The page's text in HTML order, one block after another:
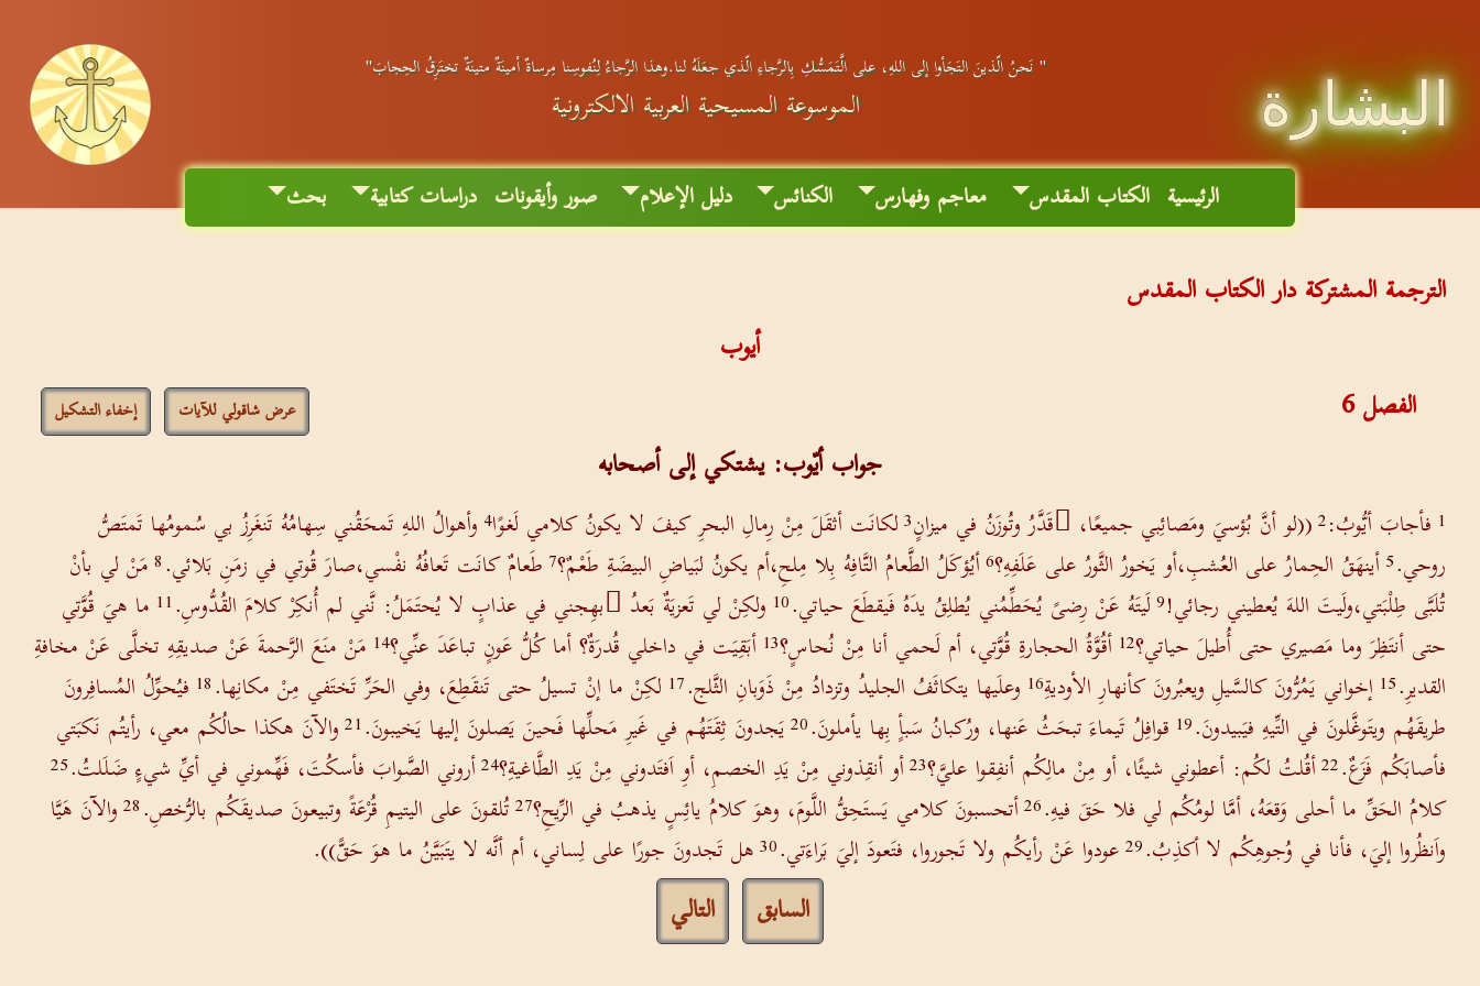
البشارة
" نَحنُ الّذينَ التَجَأوا إلى اللهِ، على الَّتَمَسُّكِ بِالرَّجاءِ الّذي جعَلَهُ لنا.وهذا الرَّجاءُ لِنُفوسِنا مِرساةٌ أمينَةٌ متينَةٌ تختَرِقُ الحِجابَ"
الموسوعة المسيحية العربية الالكترونية
الرئيسية الكتاب المقدس معاجم وفهارس الكنائس دليل الإعلام صور وأيقونات دراسات كتابية بحث
الترجمة المشتركة دار الكتاب المقدس
أيوب
الفصل6 عرض شاقولي للآيات إخفاء التشكيل
جواب أيّوب: يشتكي إلى أصحابه
1 فأجابَ أيُّوبُ:2((لو أنَّ بُؤسيَ ومَصائِبي جميعًا، ُقَدَّرُ وتُوزَنُ في ميزانٍ3لكانَت أثقَلَ مِنْ رِمالِ البحرِ كيفَ لا يكونُ كلامي لَغوًا4 وأهوالُ اللهِ تَمحَقُني سِهامُهُ تَنغَرِزُ بي سُمومُها تَمتَصُّ
روحي.5أينهَقُ الحِمارُ على العُشبِ،أو يَخورُ الثَّورُ على عَلَفِهِ؟6أيُؤكَلُ الطَّعامُ التَّافِهُ بِلا مِلحِ،أم يكونُ لبَياضِ البيضَةِ طَعْمٌ؟7 طَعامٌ كانَت تَعافُهُ نفْسي،صارَ قُوتي في زمَنِ بَلائي.8مَنْ لي بأنْ
تُلَبَّى طِلْبَتي،ولَيتَ اللهَ يُعطيني رجائي!9لَيتَهُ عَنْ رِضىً يُحَطِّمُني يُطلِقُ يدَهُ فَيقطَعَ حياتي.10 ولكِنْ لي تَعزيَةٌ بَعدُ ُبهِجني في عذابٍ لا يُحتَمَلُ: نَّني لم أُنكِرْ كلامَ القُدُّوسِ.11 ما هيَ قُوَّتي
حتى أنتَظِرَ وما مَصيري حتى أُطيلَ حياتي؟12 أقُوَّةُ الحجارةِ قُوَّتي، أم لَحمي أنا مِنْ نُحاسٍ؟13 أبَقِيَت في داخلي قُدرَةٌ؟ أما كُلُّ عَونٍ تباعَدَ عنِّي؟14 مَنْ منَعَ الرَّحمةَ عَنْ صديقِهِ تخلَّى عَنْ مخافةِ
القديرِ.15 إخواني يَمُرُّونَ كالسَّيلِ ويعبُرونَ كأنهارِ الأوديةِ16 وعلَيها يتكاثَفُ الجليدُ وتزدادُ مِنْ ذَوَبانِ الثَّلج.17 لكِنْ ما إنْ تسيلُ حتى تَنقَطِعَ، وفي الحَرِّ تَختَفي مِنْ مكانِها.18 فيُحوِّلُ المُسافِرونَ
طريقَهُم ويتَوغَّلونَ في التِّيهِ فيَبيدونَ.19 قوافِلُ تَيماءَ تبحَثُ عَنها، ورُكبانُ سَبأٍ بِها يأملونَ.20يَجدونَ ثِقَتَهُم في غَيرِ مَحلِّها فَحينَ يَصلونَ إليها يَخيبونَ.21والآنَ هكذا حالُكُم معي، رأيتُم نَكبَتي
فأصابَكُم فَزَعٌ.22أقُلتُ لكُم: أعطوني شيئًا، أو مِنْ مالِكُم أنفِقوا عليَّ؟23أو أنقِذوني مِنْ يَدِ الخصمِ، أوِ اَفتَدوني مِنْ يَدِ الطَّاغيةِ؟24أروني الصَّوابَ فأسكُتَ، فَهِّموني في أيِّ شيءٍ ضَلَلتُ.25
كلامُ الحَقِّ ما أحلى وَقعَهُ، أمَّا لومُكُم لي فلا حَقَ فيهِ.26أتحسبونَ كلامي يَستَحِقُّ اللَّومَ، وهوَ كلامُ يائِسٍ يذهبُ في الرِّيحِ؟27تُلقونَ على اليتيمِ قُرْعَةً وتبيعونَ صديقَكُم بالرُّخصِ.28والآنَ هَيَّا
واَنظُروا إليَ، فأنا في وُجوهِكُم لا أكذِبُ.29عودوا عَنْ رأيكُم ولا تَجوروا، فتَعودَ إليَ بَراءَتي.30هل تَجدونَ جورًا على لِساني، أم أنَّه لا يتَبَيَّنُ ما هوَ حَقًّ)).
السابق التالي